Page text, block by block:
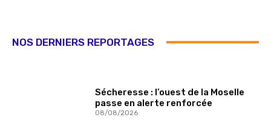
NOS DERNIERS REPORTAGES
Sécheresse : l’ouest de la Moselle
passe en alerte renforcée
08/08/2026